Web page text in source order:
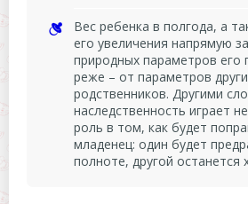
Вес ребенка в полгода, а
его увеличения напрямую
природных параметров
реже – от параметров
родственников. Другими
наследственность играет
роль в том, как будет
младенец: один будет
полноте, другой останется